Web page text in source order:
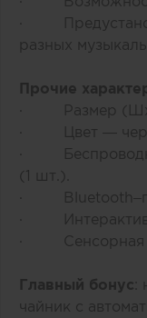
·
разных
Прочие
· Размер
· Цвет —
·
(1 шт.).
·
·
· Сенсорная
Главный бонус
чайник с